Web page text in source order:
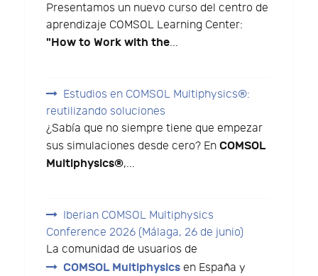
Presentamos un nuevo curso del centro de
aprendizaje COMSOL Learning Center:
"How to Work with the...
Estudios en COMSOL Multiphysics®:
reutilizando soluciones
¿Sabía que no siempre tiene que empezar
sus simulaciones desde cero? En COMSOL
Multiphysics®,...
Iberian COMSOL Multiphysics
Conference 2026 (Málaga, 26 de junio)
La comunidad de usuarios de
COMSOL Multiphysics en España y